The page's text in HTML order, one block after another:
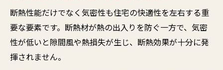
断熱性能だけでなく気密性も住宅の快適性を左右する重
要な要素です。断熱材が熱の出入りを防ぐ一方で、気密
性が低いと隙間風や熱損失が生じ、断熱効果が十分に発
揮されません。